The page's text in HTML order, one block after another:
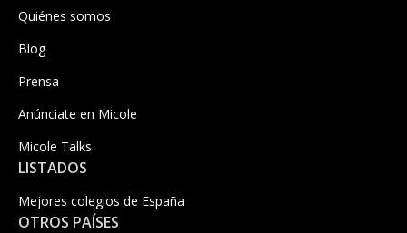
Quiénes somos
Blog
Prensa
Anúnciate en Micole
Micole Talks
LISTADOS
Mejores colegios de España
OTROS PAÍSES